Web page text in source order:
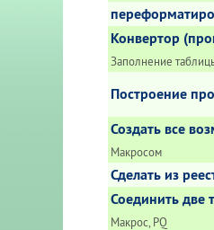
Конвертор
Заполнение
Построение
Создать все
Макросом
Сделать из
Соединить две
Макрос, PQ